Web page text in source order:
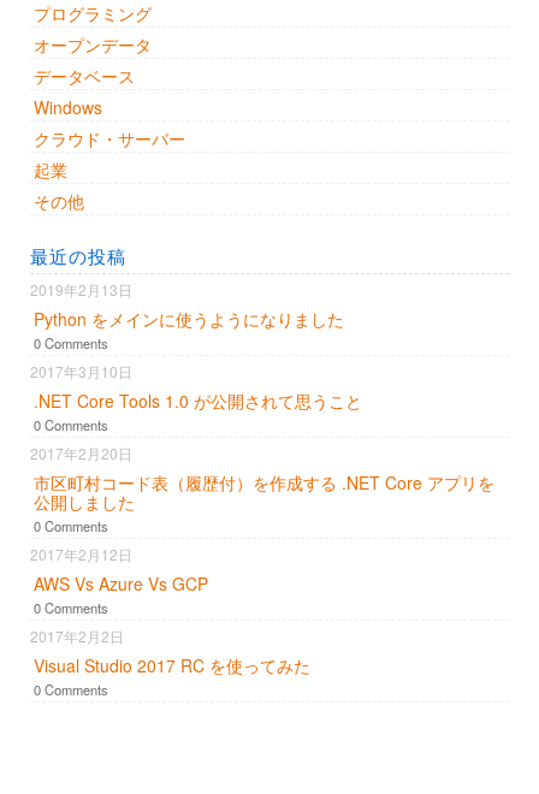
プログラミング
オープンデータ
データベース
Windows
クラウド・サーバー
起業
その他
最近の投稿
2019年2月13日
Python をメインに使うようになりました
0 Comments
2017年3月10日
.NET Core Tools 1.0 が公開されて思うこと
0 Comments
2017年2月20日
市区町村コード表（履歴付）を作成する .NET Core アプリを
公開しました
0 Comments
2017年2月12日
AWS Vs Azure Vs GCP
0 Comments
2017年2月2日
Visual Studio 2017 RC を使ってみた
0 Comments